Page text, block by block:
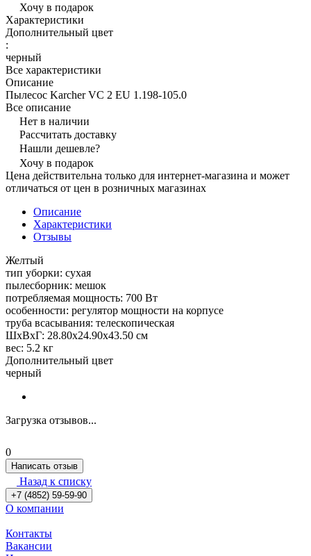
Хочу в подарок
Характеристики
Дополнительный цвет
:
черный
Все характеристики
Описание
Пылесос Karcher VC 2 EU 1.198-105.0
Все описание
Нет в наличии
Рассчитать доставку
Нашли дешевле?
Хочу в подарок
Цена действительна только для интернет-магазина и может
отличаться от цен в розничных магазинах
Описание
Характеристики
Отзывы
Желтый
тип уборки: сухая
пылесборник: мешок
потребляемая мощность: 700 Вт
особенности: регулятор мощности на корпусе
труба всасывания: телескопическая
ШхВхГ: 28.80x24.90x43.50 см
вес: 5.2 кг
Дополнительный цвет
черный
Загрузка отзывов...
0
Написать отзыв
Назад к списку
+7 (4852) 59-59-90
О компании
Контакты
Вакансии